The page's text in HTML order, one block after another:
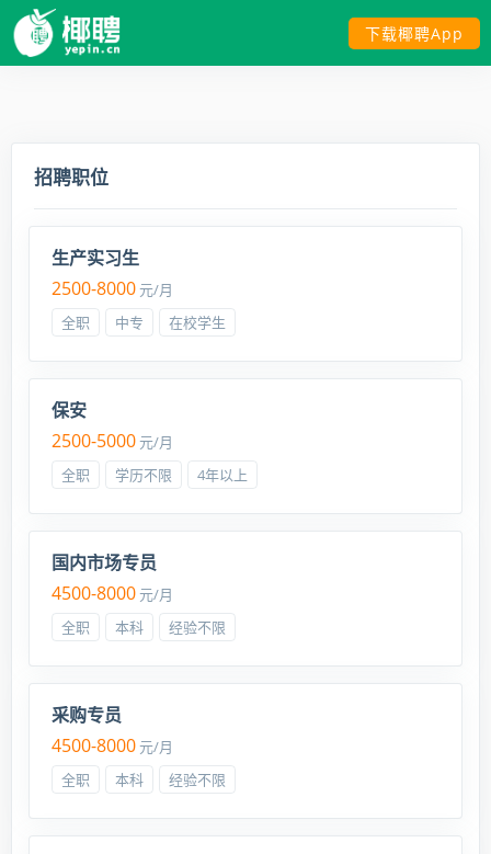
下载椰聘App
招聘职位
生产实习生
2500-8000元/月
全职
中专 在校学生
保安
2500-5000元/月
全职
学历不限 4年以上
国内市场专员
4500-8000元/月
全职
本科 经验不限
采购专员
4500-8000元/月
全职
本科 经验不限